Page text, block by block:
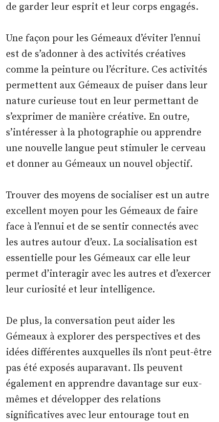
de garder leur esprit et leur corps engagés.
Une façon pour les Gémeaux d’éviter l’ennui
est de s’adonner à des activités créatives
comme la peinture ou l’écriture. Ces activités
permettent aux Gémeaux de puiser dans leur
nature curieuse tout en leur permettant de
s’exprimer de manière créative. En outre,
s’intéresser à la photographie ou apprendre
une nouvelle langue peut stimuler le cerveau
et donner au Gémeaux un nouvel objectif.
Trouver des moyens de socialiser est un autre
excellent moyen pour les Gémeaux de faire
face à l’ennui et de se sentir connectés avec
les autres autour d’eux. La socialisation est
essentielle pour les Gémeaux car elle leur
permet d’interagir avec les autres et d’exercer
leur curiosité et leur intelligence.
De plus, la conversation peut aider les
Gémeaux à explorer des perspectives et des
idées différentes auxquelles ils n’ont peut-être
pas été exposés auparavant. Ils peuvent
également en apprendre davantage sur eux-
mêmes et développer des relations
significatives avec leur entourage tout en